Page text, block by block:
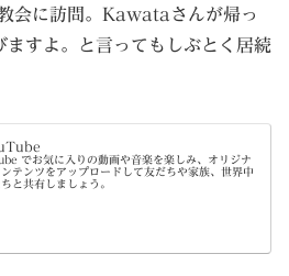
会に訪問。Kawataさんが帰っ
ますよ。と言ってもしぶとく居続
でお気に入りの動画や音楽を楽しみ、オリジナ
ンテンツをアップロードして友だちや家族、世界中
と共有しましょう。